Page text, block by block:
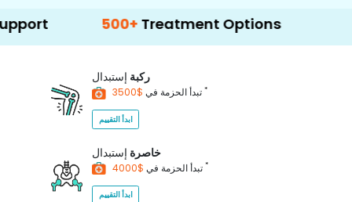
500+ Treatment Options
ركبة إستبدال
تبدأ الحزمة في *
ابدأ التقييم
خاصرة إستبدال
تبدأ الحزمة في *
ابدأ التقييم